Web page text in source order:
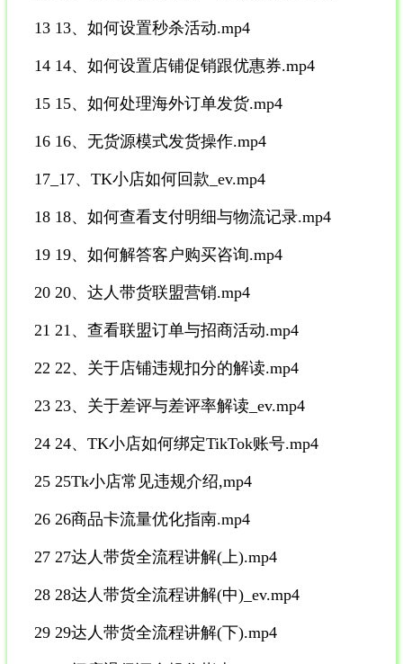
13 13、如何设置秒杀活动.mp4
14 14、如何设置店铺促销跟优惠券.mp4
15 15、如何处理海外订单发货.mp4
16 16、无货源模式发货操作.mp4
17_17、TK小店如何回款_ev.mp4
18 18、如何查看支付明细与物流记录.mp4
19 19、如何解答客户购买咨询.mp4
20 20、达人带货联盟营销.mp4
21 21、查看联盟订单与招商活动.mp4
22 22、关于店铺违规扣分的解读.mp4
23 23、关于差评与差评率解读_ev.mp4
24 24、TK小店如何绑定TikTok账号.mp4
25 25Tk小店常见违规介绍,mp4
26 26商品卡流量优化指南.mp4
27 27达人带货全流程讲解(上).mp4
28 28达人带货全流程讲解(中)_ev.mp4
29 29达人带货全流程讲解(下).mp4